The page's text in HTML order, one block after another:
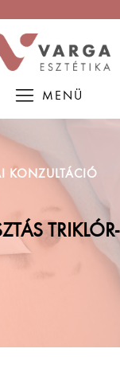
MENÜ
KONZULTÁCIÓ
TRIKLÓR-